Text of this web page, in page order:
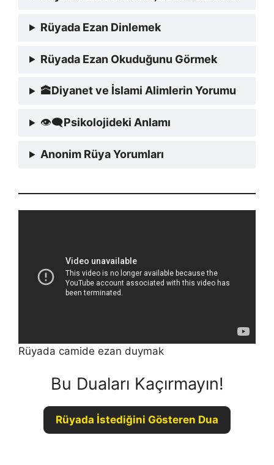
Rüyada Ezan Dinlemek
Rüyada Ezan Okuduğunu Görmek
🕋Diyanet ve İslami Alimlerin Yorumu
👁‍🗨Psikolojideki Anlamı
Anonim Rüya Yorumları
Rüyada camide ezan duymak
Bu Duaları Kaçırmayın!
Rüyada İstediğini Gösteren Dua